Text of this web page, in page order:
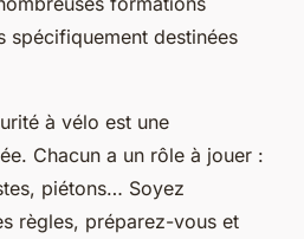
spécifiquement destinées
à vélo est une
Chacun a un rôle à jouer :
piétons… Soyez
règles, préparez-vous et